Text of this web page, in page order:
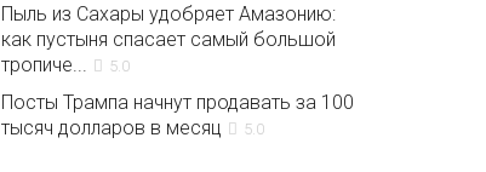
Пыль из Сахары удобряет Амазонию:
как пустыня спасает самый большой
тропиче...
5.0
Посты Трампа начнут продавать за 100
тысяч долларов в месяц
5.0